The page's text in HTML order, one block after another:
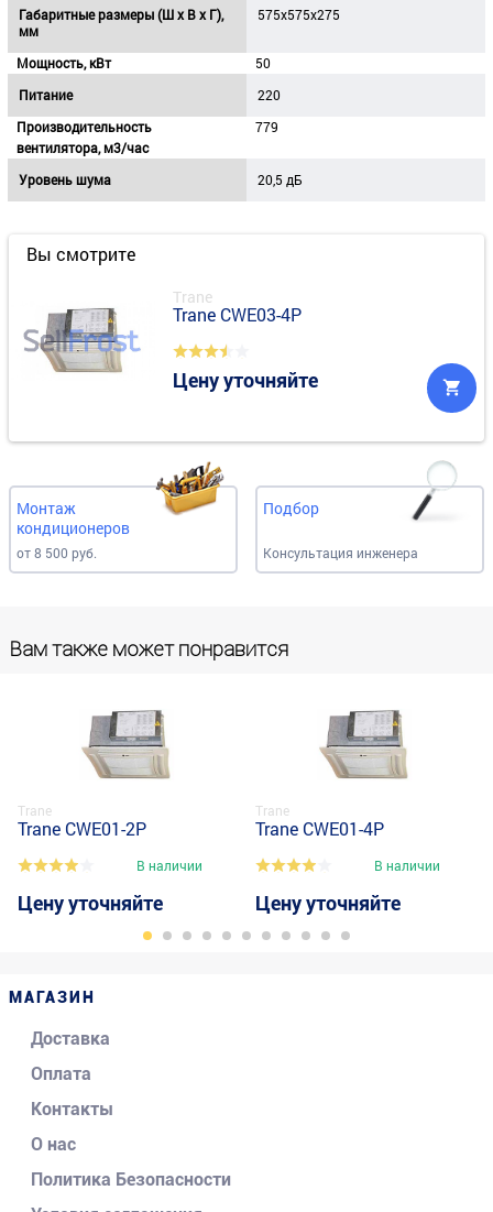
Габаритные размеры (Ш х В х Г),
мм
575x575x275
Мощность, кВт
50
Питание
220
Производительность
вентилятора, м3/час
779
Уровень шума 20,5 дБ
Вы смотрите
Trane
Trane CWE03-4P
Цену уточняйте
Монтаж
кондиционеров
от 8 500 руб.
Подбор
Консультация инженера
Вам также может понравится
Trane
Trane CWE01-2P
В наличии
Цену уточняйте
Trane
Trane CWE01-4P
В наличии
Цену уточняйте
МАГАЗИН
Доставка
Оплата
Контакты
О нас
Политика Безопасности